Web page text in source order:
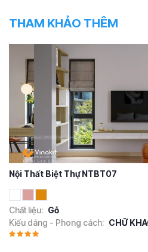
THAM KHẢO THÊM
Nội Thất Biệt Thự NTBT07
Chất liệu: Gỗ
Kiểu dáng - Phong cách: CHỮ